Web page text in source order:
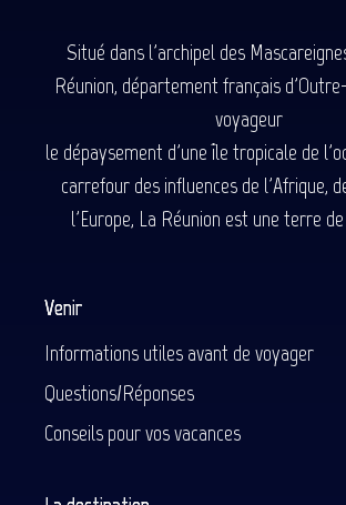
Situé dans l'archipel des
Réunion, département français
voyageur
le dépaysement d'une île tropicale de
carrefour des influences de l'Afrique,
l'Europe, La Réunion est une terre
Venir
Informations utiles avant de voyager
Questions/Réponses
Conseils pour vos vacances